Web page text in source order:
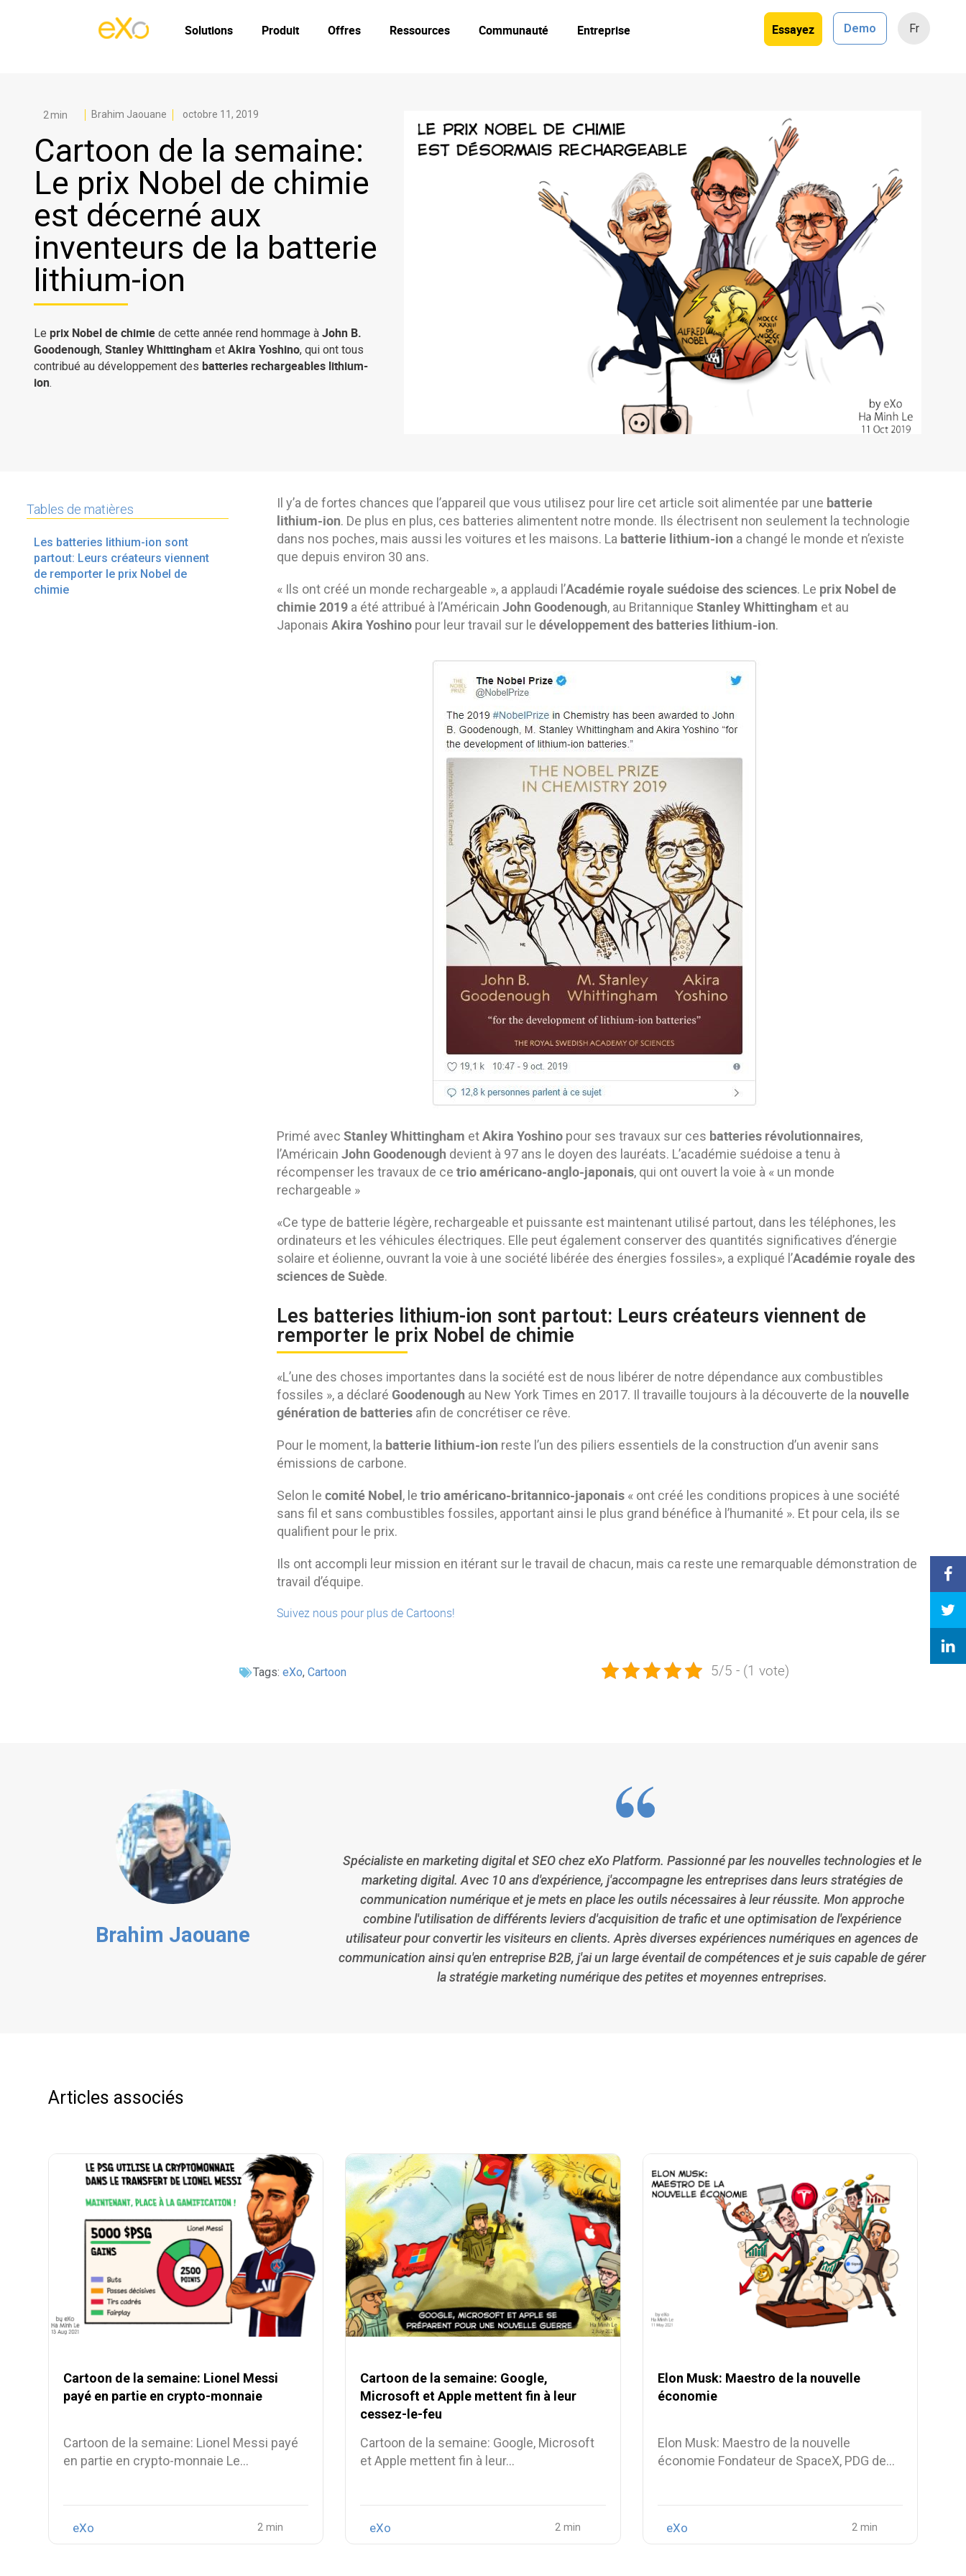
Essayez Demo Fr
Solutions Produit Offres Ressources Communauté Entreprise
Brahim Jaouane octobre 11, 2019
Cartoon de la semaine:
Le prix Nobel de chimie
est décerné aux
inventeurs de la batterie
lithium-ion
Le prix Nobel de chimie de cette année rend hommage à John B.
Goodenough, Stanley Whittingham et Akira Yoshino, qui ont tous
contribué au développement des batteries rechargeables lithium-
ion.
Tables de matières
Les batteries lithium-ion sont
partout: Leurs créateurs viennent
de remporter le prix Nobel de
chimie
Il y’a de fortes chances que l’appareil que vous utilisez pour lire cet article soit alimentée par une batterie
lithium-ion. De plus en plus, ces batteries alimentent notre monde. Ils électrisent non seulement la technologie
dans nos poches, mais aussi les voitures et les maisons. La batterie lithium-ion a changé le monde et n’existe
que depuis environ 30 ans.
« Ils ont créé un monde rechargeable », a applaudi l’Académie royale suédoise des sciences. Le prix Nobel de
chimie 2019a été attribué à l’Américain John Goodenough, au Britannique Stanley Whittingham et au
Japonais Akira Yoshinopour leur travail sur le développement des batteries lithium-ion.
Primé avec Stanley Whittingham etAkira Yoshinopour ses travaux sur ces batteries révolutionnaires,
l’Américain John Goodenough devient à 97 ans le doyen des lauréats. L’académie suédoise a tenu à
récompenser les travaux de ce trio américano-anglo-japonais, qui ont ouvert la voie à « un monde
rechargeable »
«Ce type de batterie légère, rechargeable et puissante est maintenant utilisé partout, dans les téléphones, les
ordinateurs et les véhicules électriques. Elle peut également conserver des quantités significatives d’énergie
solaire et éolienne, ouvrant la voie à une société libérée des énergies fossiles», a expliqué l’Académie royale des
sciences de Suède.
Les batteries lithium-ion sont partout: Leurs créateurs viennent de
remporter le prix Nobel de chimie
«L’une des choses importantes dans la société est de nous libérer de notre dépendance aux combustibles
fossiles », a déclaré Goodenough au New York Times en 2017. Il travaille toujours à la découverte de la nouvelle
génération de batteriesafin de concrétiser ce rêve.
Pour le moment, labatterie lithium-ion reste l’un des piliers essentiels de la construction d’un avenir sans
émissions de carbone.
Selon le comité Nobel, le trio américano-britannico-japonais« ont créé les conditions propices à une société
sans fil et sans combustibles fossiles, apportant ainsi le plus grand bénéfice à l’humanité ». Et pour cela, ils se
qualifient pour le prix.
Ils ont accompli leur mission en itérant sur le travail de chacun, mais ca reste une remarquable démonstration de
travail d’équipe.
Suivez nous pour plus de Cartoons!
Tags: eXo, Cartoon 5/5 - (1 vote)
Brahim Jaouane
Spécialiste en marketing digital et SEO chez eXo Platform. Passionné par les nouvelles technologies et le
marketing digital. Avec 10 ans d'expérience, j'accompagne les entreprises dans leurs stratégies de
communication numérique et je mets en place les outils nécessaires à leur réussite. Mon approche
combine l'utilisation de différents leviers d'acquisition de trafic et une optimisation de l'expérience
utilisateur pour convertir les visiteurs en clients. Après diverses expériences numériques en agences de
communication ainsi qu'en entreprise B2B, j'ai un large éventail de compétences et je suis capable de gérer
la stratégie marketing numérique des petites et moyennes entreprises.
Articles associés
Cartoon de la semaine: Lionel Messi
payé en partie en crypto-monnaie
Cartoon de la semaine: Lionel Messi payé
en partie en crypto-monnaie Le…
eXo
Cartoon de la semaine: Google,
Microsoft et Apple mettent fin à leur
cessez-le-feu
Cartoon de la semaine: Google, Microsoft
et Apple mettent fin à leur…
eXo
Elon Musk: Maestro de la nouvelle
économie
Elon Musk: Maestro de la nouvelle
économie Fondateur de SpaceX, PDG de…
eXo